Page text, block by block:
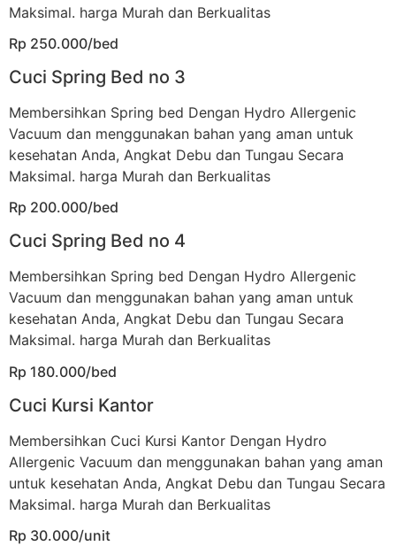
Maksimal. harga Murah dan Berkualitas
Rp 250.000/bed
Cuci Spring Bed no 3
Membersihkan Spring bed Dengan Hydro Allergenic
Vacuum dan menggunakan bahan yang aman untuk
kesehatan Anda, Angkat Debu dan Tungau Secara
Maksimal. harga Murah dan Berkualitas
Rp 200.000/bed
Cuci Spring Bed no 4
Membersihkan Spring bed Dengan Hydro Allergenic
Vacuum dan menggunakan bahan yang aman untuk
kesehatan Anda, Angkat Debu dan Tungau Secara
Maksimal. harga Murah dan Berkualitas
Rp 180.000/bed
Cuci Kursi Kantor
Membersihkan Cuci Kursi Kantor Dengan Hydro
Allergenic Vacuum dan menggunakan bahan yang aman
untuk kesehatan Anda, Angkat Debu dan Tungau Secara
Maksimal. harga Murah dan Berkualitas
Rp 30.000/unit